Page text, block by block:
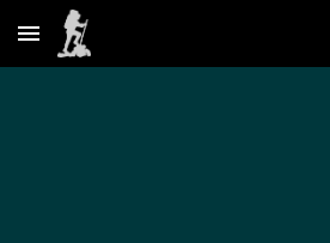
Skip to main content